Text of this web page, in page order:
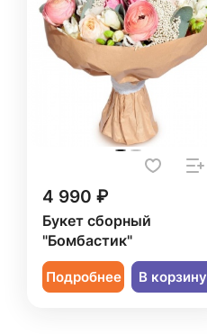
4 990 ₽
Букет сборный
"Бомбастик"
Подробнее В корзину